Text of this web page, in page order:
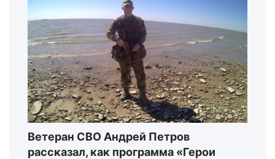
Ветеран СВО Андрей Петров
рассказал, как программа «Герои